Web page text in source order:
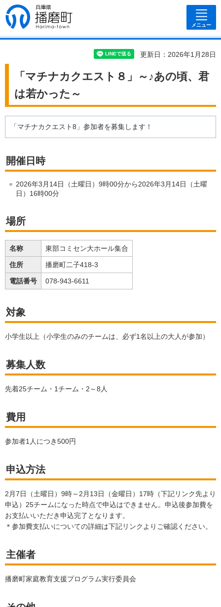
兵庫県 播磨
町
メニュー
更新日：2026年1月28日
「マチナカクエスト８」～♪あの頃、君
は若かった～
「マチナカクエスト8」参加者を募集します！
開催日時
2026年3月14日（土曜日）9時00分から2026年3月14日（土曜
日）16時00分
場所
名称 東部コミセン大ホール集合
住所 播磨町二子418-3
電話番号 078-943-6611
対象
小学生以上（小学生のみのチームは、必ず1名以上の大人が参加）
募集人数
先着25チーム・1チーム・2～8人
費用
参加者1人につき500円
申込方法
2月7日（土曜日）9時～2月13日（金曜日）17時（下記リンク先より
申込）25チームになった時点で申込はできません。申込後参加費を
お支払いいただき申込完了となります。
＊参加費支払いについての詳細は下記リンクよりご確認ください。
主催者
播磨町家庭教育支援プログラム実行委員会